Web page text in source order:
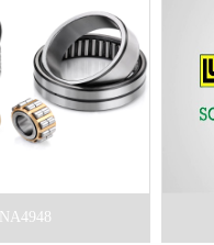
NA4948